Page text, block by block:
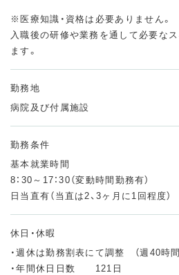
※医療知識・資格は必要ありません。
入職後の研修や業務を通して必要な
ます。
勤務地
病院及び付属施設
勤務条件
基本就業時間
8：30～17：30（変動時間勤務有）
日当直有（当直は2、3ヶ月に1回程度）
休日・休暇
・週休は勤務割表にて調整 （週40時間
・年間休日日数 121日